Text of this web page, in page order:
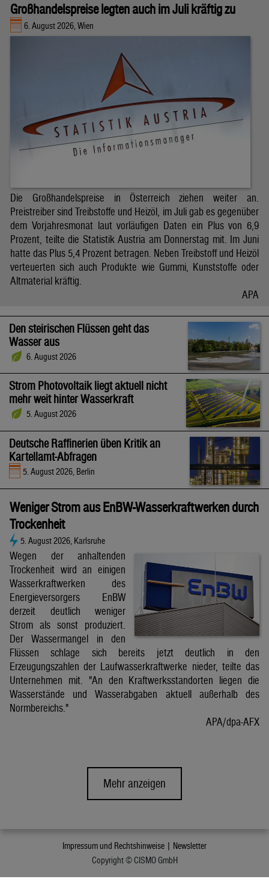
Großhandelspreise legten auch im Juli kräftig zu
6. August 2026, Wien
Die Großhandelspreise in Österreich ziehen weiter an.
Preistreiber sind Treibstoffe und Heizöl, im Juli gab es gegenüber
dem Vorjahresmonat laut vorläufigen Daten ein Plus von 6,9
Prozent, teilte die Statistik Austria am Donnerstag mit. Im Juni
hatte das Plus 5,4 Prozent betragen. Neben Treibstoff und Heizöl
verteuerten sich auch Produkte wie Gummi, Kunststoffe oder
Altmaterial kräftig.
APA
Den steirischen Flüssen geht das
Wasser aus
6. August 2026
Strom Photovoltaik liegt aktuell nicht
mehr weit hinter Wasserkraft
5. August 2026
Deutsche Raffinerien üben Kritik an
Kartellamt-Abfragen
5. August 2026, Berlin
Weniger Strom aus EnBW-Wasserkraftwerken durch
Trockenheit
5. August 2026, Karlsruhe
Wegen der anhaltenden
Trockenheit wird an einigen
Wasserkraftwerken des
Energieversorgers EnBW
derzeit deutlich weniger
Strom als sonst produziert.
Der Wassermangel in den
Flüssen schlage sich bereits jetzt deutlich in den
Erzeugungszahlen der Laufwasserkraftwerke nieder, teilte das
Unternehmen mit. "An den Kraftwerksstandorten liegen die
Wasserstände und Wasserabgaben aktuell außerhalb des
Normbereichs."
APA/dpa-AFX
Mehr anzeigen
Impressum und Rechtshinweise | Newsletter
Copyright © CISMO GmbH